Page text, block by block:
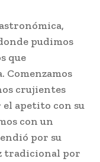
pudimos
que
crujientes
el apetito con su
con un
por su
tradicional por